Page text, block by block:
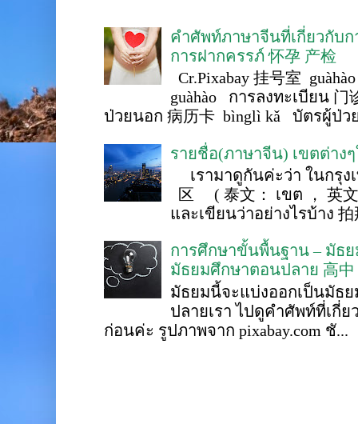
คำศัพท์ภาษาจีนที่เกี่ยวกับ
การฝากครรภ์ 怀孕 产检
Cr.Pixabay 挂号室
guàhào การลงทะเบียน 门
ป่วยนอก 病历卡 bìnglì kǎ บัตรผู้ป่ว
รายชื่อ(ภาษาจีน) เขตต่าง
เรามาดูกันค่ะว่า ในกรุง
区 ( 泰文： เขต ， 英
และเขียนว่าอย่างไรบ้าง 拍
การศึกษาขั้นพื้นฐาน – มัธ
มัธยมศึกษาตอนปลาย 高中
มัธยมนี้จะแบ่งออกเป็นมัธ
ปลายเรา ไปดูคำศัพท์ที่เกี่
ก่อนค่ะ รูปภาพจาก pixabay.com ชั...